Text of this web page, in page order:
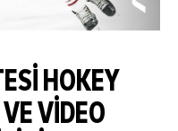
HOKEY
VIDEO